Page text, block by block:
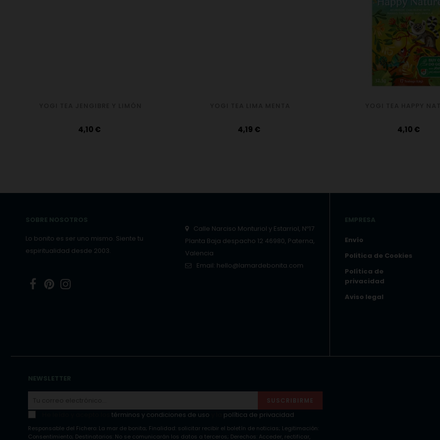
Precio
4,10 € Precio
4,19 € Precio
4,10 €
SOBRE NOSOTROS
Lo bonito es ser uno mismo. Siente tu
espiritualidad desde 2003.
FacebookPinterest
Calle Narciso Monturiol y Estarriol, Nº17
Planta Baja despacho 12 46980, Paterna,
Valencia
Email: hello@lamardebonita.com
EMPRESA
Envío
Politica de Cookies
Política de
privacidad
Aviso legal
NEWSLETTER
SUSCRIBIRME
términos y condiciones de uso política de privacidad
Responsable del Fichero: La mar de bonita; Finalidad: solicitar recibir el boletín de noticias; Legitimación:
Consentimiento; Destinatarios: No se comunicarán los datos a terceros; Derechos: Acceder, rectificar,